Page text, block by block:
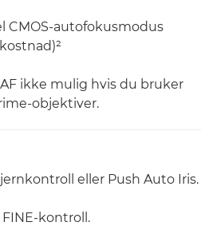
CMOS-autofokusmodus
ikke mulig hvis du bruker
objektiver.
eller Push Auto Iris.
FINE-kontroll.